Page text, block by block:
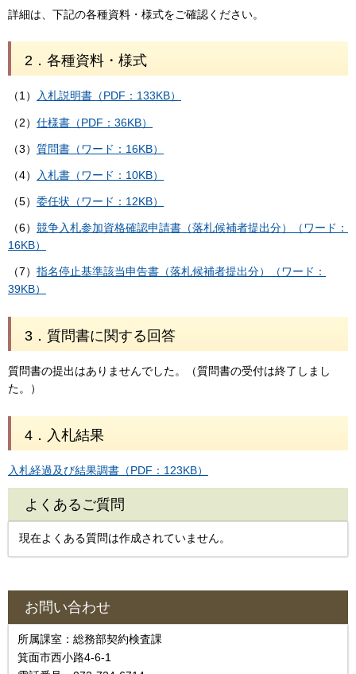
詳細は、下記の各種資料・様式をご確認ください。
2．各種資料・様式
（1） 入札説明書（PDF：133KB）
（2） 仕様書（PDF：36KB）
（3） 質問書（ワード：16KB）
（4） 入札書（ワード：10KB）
（5） 委任状（ワード：12KB）
（6） 競争入札参加資格確認申請書（落札候補者提出分）（ワード：
16KB）
（7） 指名停止基準該当申告書（落札候補者提出分）（ワード：
39KB）
3．質問書に関する回答
質問書の提出はありませんでした。（質問書の受付は終了しまし
た。）
4．入札結果
入札経過及び結果調書（PDF：123KB）
よくあるご質問
現在よくある質問は作成されていません。
お問い合わせ
所属課室：総務部契約検査課
箕面市西小路4‐6‐1